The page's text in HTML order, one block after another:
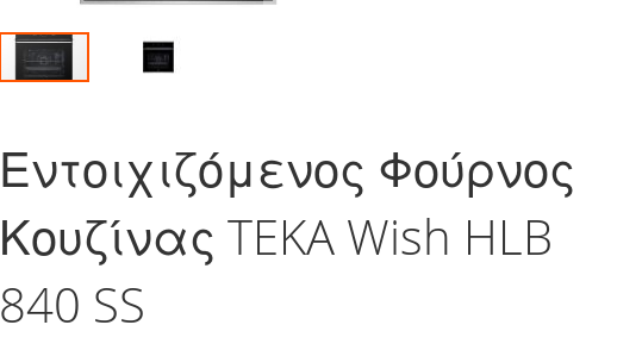
αρχή
της
εικόνων
Εντοιχιζόμενος Φούρνος
Κουζίνας TEKA Wish HLB
840 SS